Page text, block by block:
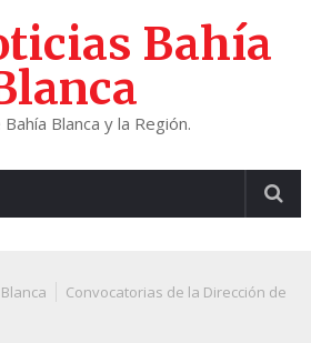
Bahía
Blanca y la Región.
Convocatorias de la Dirección de